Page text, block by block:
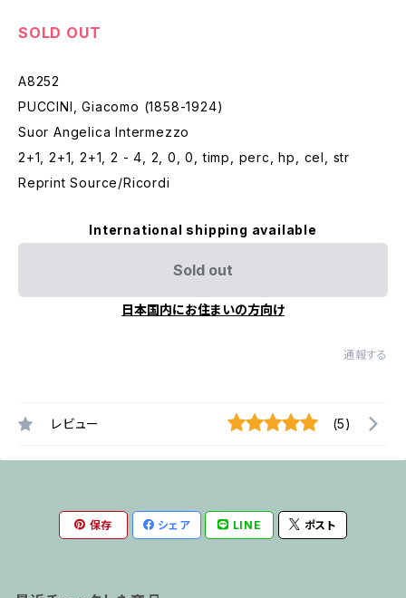
SOLD OUT
A8252
PUCCINI, Giacomo (1858-1924)
Suor Angelica Intermezzo
2+1, 2+1, 2+1, 2 - 4, 2, 0, 0, timp, perc, hp, cel, str
Reprint Source/Ricordi
International shipping available
Sold out
日本国内にお住まいの方向け
通報する
レビュー (5)
保存 シェア LINE ポスト